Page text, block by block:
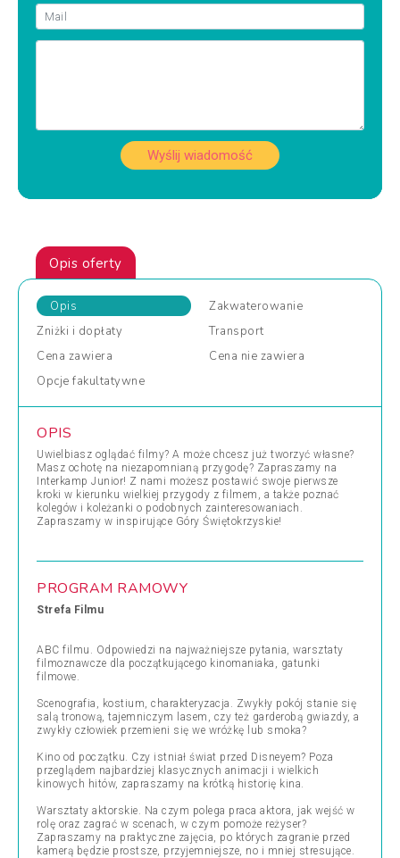
Wyślij wiadomość
Opis oferty
Opis
Zakwaterowanie
Zniżki i dopłaty
Transport
Cena zawiera Cena nie zawiera
Opcje fakultatywne
OPIS
Uwielbiasz oglądać filmy? A może chcesz już tworzyć własne?
Masz ochotę na niezapomnianą przygodę? Zapraszamy na
Interkamp Junior! Z nami możesz postawić swoje pierwsze
kroki w kierunku wielkiej przygody z filmem, a także poznać
kolegów i koleżanki o podobnych zainteresowaniach.
Zapraszamy w inspirujące Góry Świętokrzyskie!
PROGRAM RAMOWY
Strefa Filmu
ABC filmu. Odpowiedzi na najważniejsze pytania, warsztaty
filmoznawcze dla początkującego kinomaniaka, gatunki
filmowe.
Scenografia, kostium, charakteryzacja. Zwykły pokój stanie się
salą tronową, tajemniczym lasem, czy też garderobą gwiazdy, a
zwykły człowiek przemieni się we wróżkę lub smoka?
Kino od początku. Czy istniał świat przed Disneyem? Poza
przeglądem najbardziej klasycznych animacji i wielkich
kinowych hitów, zapraszamy na krótką historię kina.
Warsztaty aktorskie. Na czym polega praca aktora, jak wejść w
rolę oraz zagrać w scenach, w czym pomoże reżyser?
Zapraszamy na praktyczne zajęcia, po których zagranie przed
kamerą będzie prostsze, przyjemniejsze, no i mniej stresujące.